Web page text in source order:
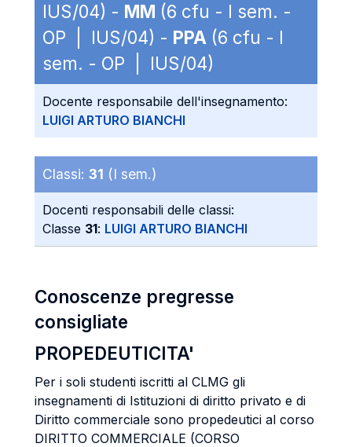
IUS/04) - MM (6 cfu - I sem. -
OP | IUS/04) - PPA (6 cfu - I
sem. - OP | IUS/04)
Docente responsabile dell'insegnamento:
LUIGI ARTURO BIANCHI
Classi: 31 (I sem.)
Docenti responsabili delle classi:
Classe 31: LUIGI ARTURO BIANCHI
Conoscenze pregresse
consigliate
PROPEDEUTICITA'
Per i soli studenti iscritti al CLMG gli
insegnamenti di Istituzioni di diritto privato e di
Diritto commerciale sono propedeutici al corso
DIRITTO COMMERCIALE (CORSO